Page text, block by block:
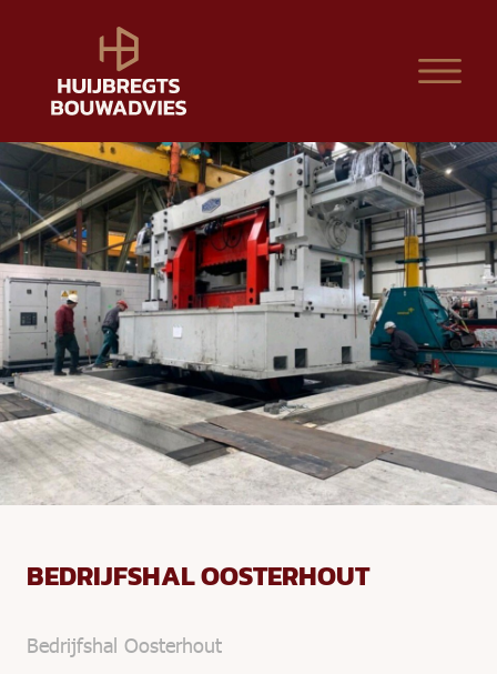
BEDRIJFSHAL OOSTERHOUT
Bedrijfshal Oosterhout